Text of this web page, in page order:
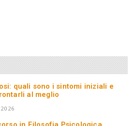
quali sono i sintomi iniziali e
al meglio